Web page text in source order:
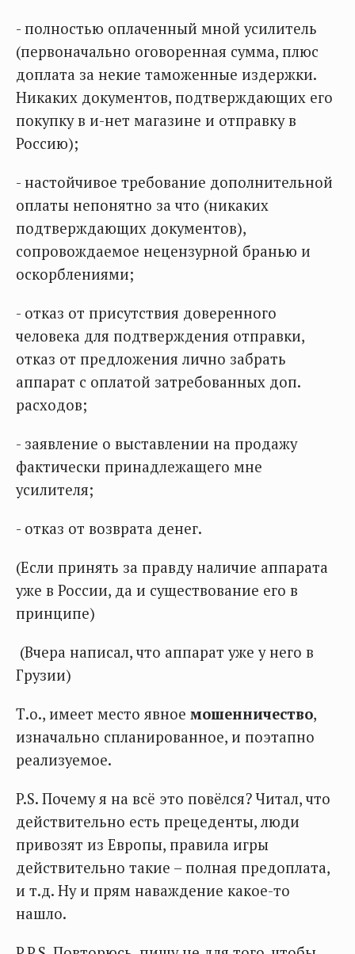
- полностью оплаченный мной усилитель
(первоначально оговоренная сумма, плюс
доплата за некие таможенные издержки.
Никаких документов, подтверждающих его
покупку в и-нет магазине и отправку в
Россию);
- настойчивое требование дополнительной
оплаты непонятно за что (никаких
подтверждающих документов),
сопровождаемое нецензурной бранью и
оскорблениями;
- отказ от присутствия доверенного
человека для подтверждения отправки,
отказ от предложения лично забрать
аппарат с оплатой затребованных доп.
расходов;
- заявление о выставлении на продажу
фактически принадлежащего мне
усилителя;
- отказ от возврата денег.
(Если принять за правду наличие аппарата
уже в России, да и существование его в
принципе)
(Вчера написал, что аппарат уже у него в
Грузии)
Т.о., имеет место явное мошенничество,
изначально спланированное, и поэтапно
реализуемое.
P.S. Почему я на всё это повёлся? Читал, что
действительно есть прецеденты, люди
привозят из Европы, правила игры
действительно такие – полная предоплата,
и т.д. Ну и прям наваждение какое-то
нашло.